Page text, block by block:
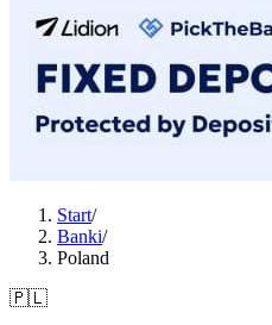
Start/
Banki/
Poland
🇵🇱